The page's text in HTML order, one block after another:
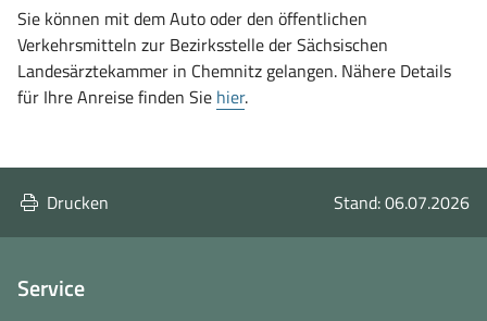
Sie können mit dem Auto oder den öffentlichen
Verkehrsmitteln zur Bezirksstelle der Sächsischen
Landesärztekammer in Chemnitz gelangen. Nähere Details
für Ihre Anreise finden Sie hier.
Drucken Stand: 06.07.2026
Service